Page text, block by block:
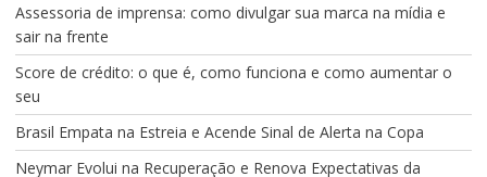
Assessoria de imprensa: como divulgar sua marca na mídia e
sair na frente
Score de crédito: o que é, como funciona e como aumentar o
seu
Brasil Empata na Estreia e Acende Sinal de Alerta na Copa
Neymar Evolui na Recuperação e Renova Expectativas da